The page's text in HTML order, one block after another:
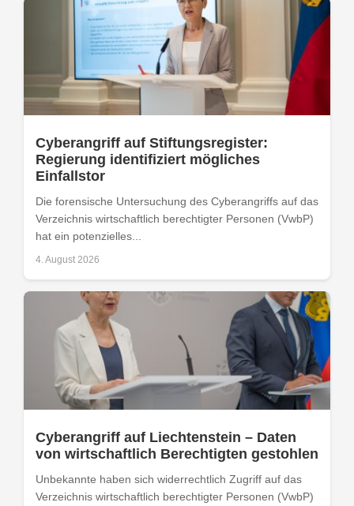
Cyberangriff auf Stiftungsregister:
Regierung identifiziert mögliches
Einfallstor
Die forensische Untersuchung des Cyberangriffs auf das
Verzeichnis wirtschaftlich berechtigter Personen (VwbP)
hat ein potenzielles...
4. August 2026
Cyberangriff auf Liechtenstein – Daten
von wirtschaftlich Berechtigten gestohlen
Unbekannte haben sich widerrechtlich Zugriff auf das
Verzeichnis wirtschaftlich berechtigter Personen (VwbP)